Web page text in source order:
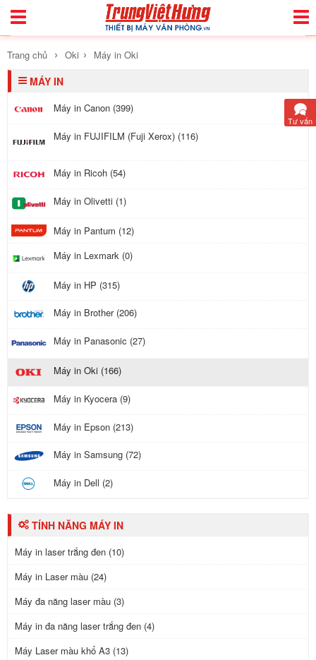
Toggle
Trang chủ › Oki › Máy in Oki
MÁY IN
Máy in Canon (399)
Máy in FUJIFILM (Fuji Xerox) (116)
Máy in Ricoh (54)
Máy in Olivetti (1)
Máy in Pantum (12)
Máy in Lexmark (0)
Máy in HP (315)
Máy in Brother (206)
Máy in Panasonic (27)
Máy in Oki (166)
Máy in Kyocera (9)
Máy in Epson (213)
Máy in Samsung (72)
Máy in Dell (2)
TÍNH NĂNG MÁY IN
Máy in laser trắng đen (10)
Máy in Laser màu (24)
Máy đa năng laser màu (3)
Máy in đa năng laser trắng đen (4)
Máy Laser màu khổ A3 (13)
Tư vấn